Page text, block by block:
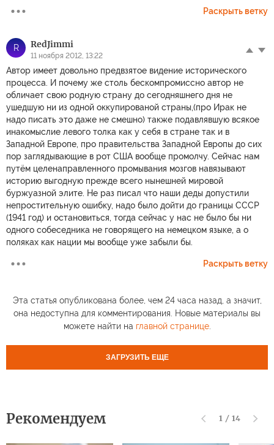
Раскрыть ветку
R RedJimmi
11 ноября 2012, 13:22
Автор имеет довольно предвзятое видение исторического
процесса. И почему же столь бескомпромиссно автор не
обличает свою родную страну до сегодняшнего дня не
ушедшую ни из одной оккупированой страны,(про Ирак не
надо писать это даже не смешно) также подавлявшую всякое
инакомыслие левого толка как у себя в стране так и в
Западной Европе, про правительства Западной Европы до сих
пор заглядывающие в рот США вообще промолчу. Сейчас нам
путём целенаправленного промывания мозгов навязывают
историю выгодную прежде всего нынешней мировой
буржуазной элите. Не раз писал что наши деды допустили
непростительную ошибку, надо было дойти до границы СССР
(1941 год) и остановиться, тогда сейчас у нас не было бы ни
одного собеседника не говорящего на немецком языке, а о
поляках как нации мы вообще уже забыли бы.
Раскрыть ветку
Эта статья опубликована более, чем 24 часа назад, а значит,
она недоступна для комментирования. Новые материалы вы
можете найти на главной странице.
ЗАГРУЗИТЬ ЕЩЕ
Рекомендуем 1 / 14